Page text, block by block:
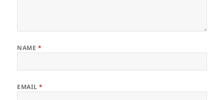
NAME *
EMAIL*